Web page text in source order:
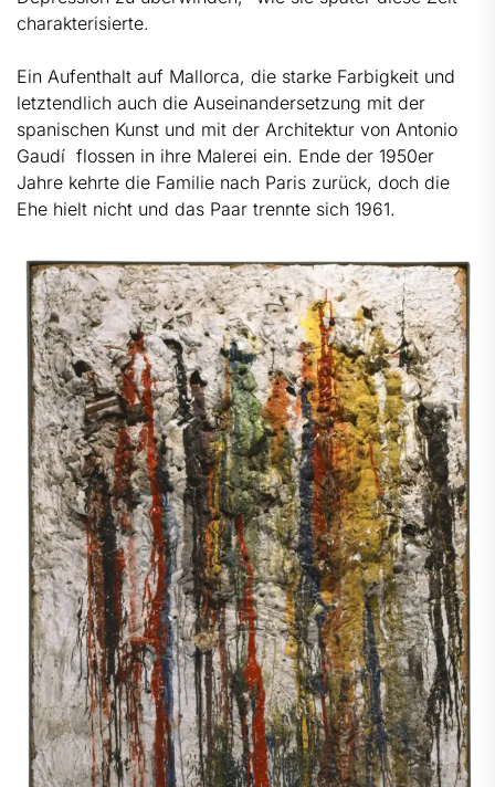
charakterisierte.
Ein Aufenthalt auf Mallorca, die starke Farbigkeit und
letztendlich auch die Auseinandersetzung mit der
spanischen Kunst und mit der Architektur von Antonio
Gaudí flossen in ihre Malerei ein. Ende der 1950er
Jahre kehrte die Familie nach Paris zurück, doch die
Ehe hielt nicht und das Paar trennte sich 1961.